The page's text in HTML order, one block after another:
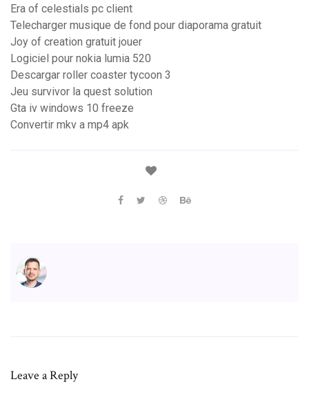
Era of celestials pc client
Telecharger musique de fond pour diaporama gratuit
Joy of creation gratuit jouer
Logiciel pour nokia lumia 520
Descargar roller coaster tycoon 3
Jeu survivor la quest solution
Gta iv windows 10 freeze
Convertir mkv a mp4 apk
Leave a Reply